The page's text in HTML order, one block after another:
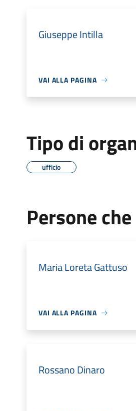
Giuseppe Intilla
VAI ALLA PAGINA
Tipo di
ufficio
Persone
Maria Loreta Gattuso
VAI ALLA PAGINA
Rossano Dinaro